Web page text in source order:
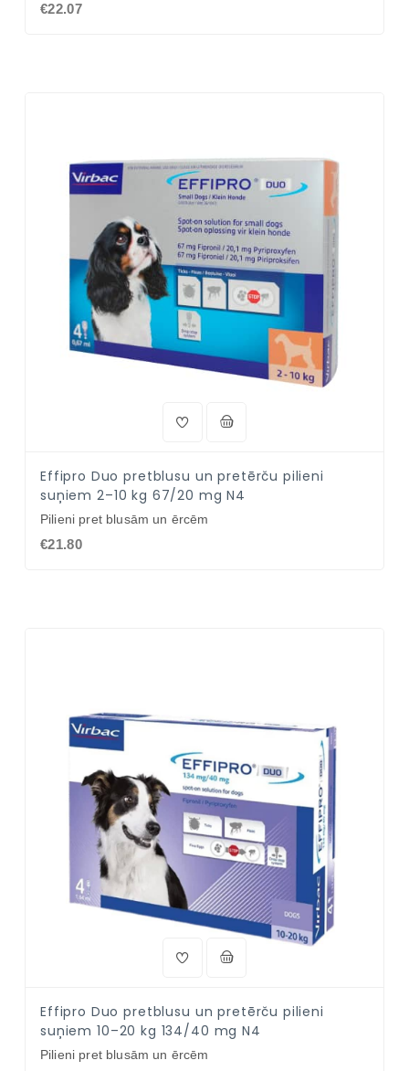
€22.07
Effipro Duo pretblusu un pretērču pilieni
suņiem 2–10 kg 67/20 mg N4
Pilieni pret blusām un ērcēm
€21.80
Effipro Duo pretblusu un pretērču pilieni
suņiem 10–20 kg 134/40 mg N4
Pilieni pret blusām un ērcēm